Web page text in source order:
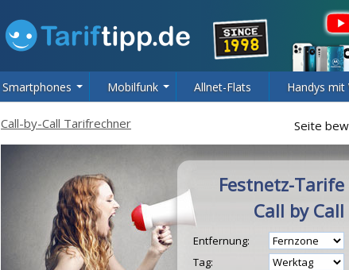
Smartphones Mobilfunk Allnet-Flats Handys mit
Seite
Call-by-Call Tarifrechner
Festnetz-Tarife
Call by Call
Entfernung:
Tag: